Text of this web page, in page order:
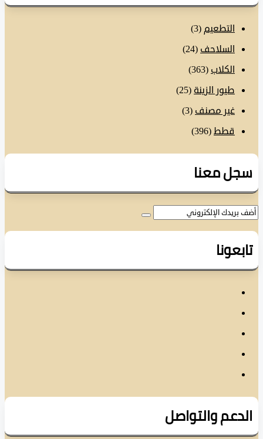
التطعيم(3)
السلاحف(24)
الكلاب(363)
طيور الزينة (25)
غير مصنف(3)
قطط
(396)
معنا
والتواصل